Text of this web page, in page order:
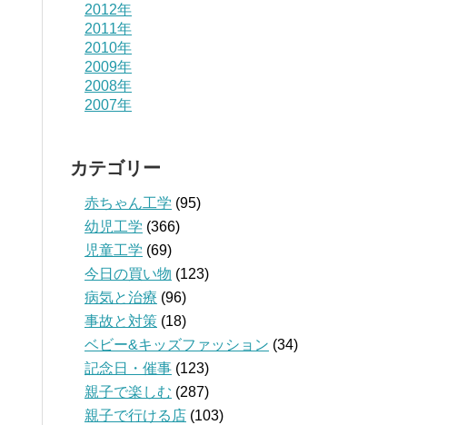
2012年
2011年
2010年
2009年
2008年
2007年
カテゴリー
赤ちゃん工学 (95)
幼児工学 (366)
児童工学 (69)
今日の買い物 (123)
病気と治療 (96)
事故と対策 (18)
ベビー&キッズファッション (34)
記念日・催事 (123)
親子で楽しむ (287)
親子で行ける店 (103)